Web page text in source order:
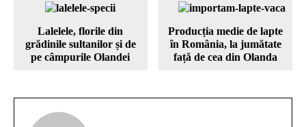
Lalelele, florile din
grădinile sultanilor și de
pe câmpurile Olandei
Producția medie de lapte
în România, la jumătate
față de cea din Olanda